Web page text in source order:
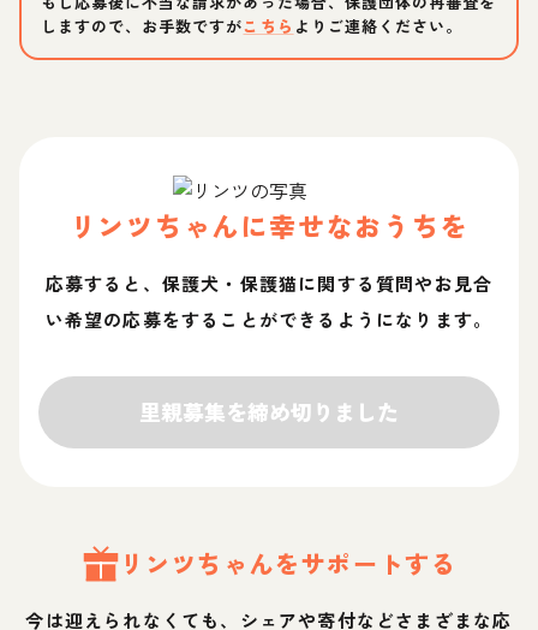
しますので、お手数ですがこちら よりご連絡ください。
リンツちゃんに幸せなおうちを
応募すると、保護犬・保護猫に関する質問やお見合
い希望の応募をすることができるようになります。
里親募集を締め切りました
リンツちゃんをサポートする
今は迎えられなくても、シェアや寄付などさまざまな応